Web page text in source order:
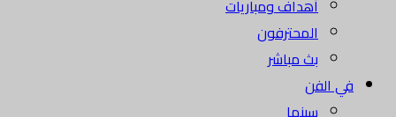
أهداف ومباريات
المحترفون
بث مباشر
في الفن
سينما